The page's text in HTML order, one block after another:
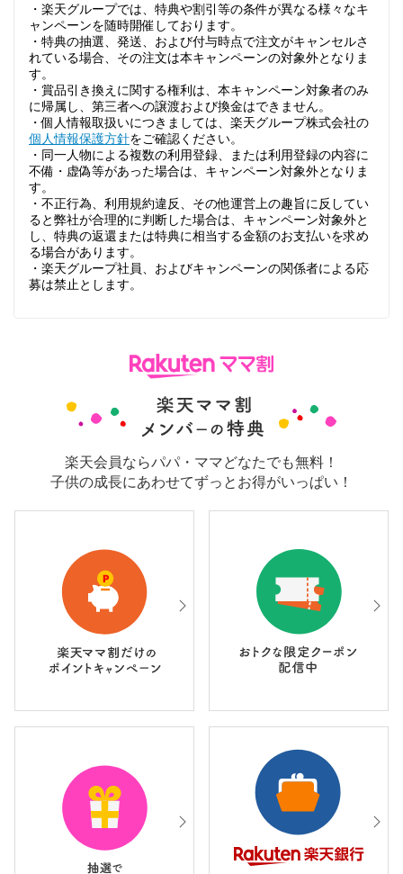
・楽天グループでは、特典や割引等の条件が異なる様々なキ
ャンペーンを随時開催しております。
・特典の抽選、発送、および付与時点で注文がキャンセルさ
れている場合、その注文は本キャンペーンの対象外となりま
す。
・賞品引き換えに関する権利は、本キャンペーン対象者のみ
に帰属し、第三者への譲渡および換金はできません。
・個人情報取扱いにつきましては、楽天グループ株式会社の
個人情報保護方針をご確認ください。
・同一人物による複数の利用登録、または利用登録の内容に
不備・虚偽等があった場合は、キャンペーン対象外となりま
す。
・不正行為、利用規約違反、その他運営上の趣旨に反してい
ると弊社が合理的に判断した場合は、キャンペーン対象外と
し、特典の返還または特典に相当する金額のお支払いを求め
る場合があります。
・楽天グループ社員、およびキャンペーンの関係者による応
募は禁止とします。
楽天会員ならパパ・ママどなたでも無料！
子供の成長にあわせてずっとお得がいっぱい！